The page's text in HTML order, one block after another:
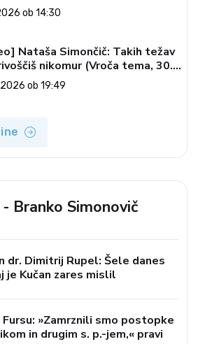
v vesolju (Vroča tema, 2. 8.
ob 14:30
Nataša Simončič: Takih težav
nikomur (Vroča tema, 30.
ob 19:49
Branko Simonovič
dr. Dimitrij Rupel: Šele danes
je Kučan zares mislil
»Zamrznili smo postopke
in drugim s. p.-jem,« pravi